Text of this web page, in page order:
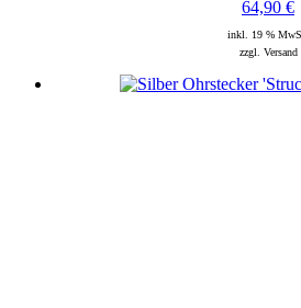
64,90 €
inkl. 19 %
zzgl. Versand